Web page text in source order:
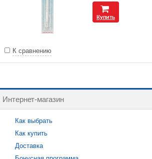
Купить
К сравнению
Интернет-магазин
Как выбрать
Как купить
Доставка